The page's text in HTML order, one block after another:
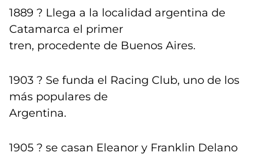
1889 ? Llega a la localidad argentina de
Catamarca el primer
tren, procedente de Buenos Aires.
1903 ? Se funda el Racing Club, uno de los
más populares de
Argentina.
1905 ? se casan Eleanor y Franklin Delano